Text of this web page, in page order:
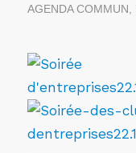
AGENDA COMMUN ,